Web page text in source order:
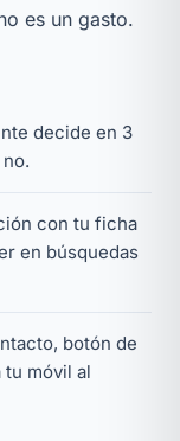
es un gasto.
decide en 3
con tu ficha
en búsquedas
botón de
tu móvil al